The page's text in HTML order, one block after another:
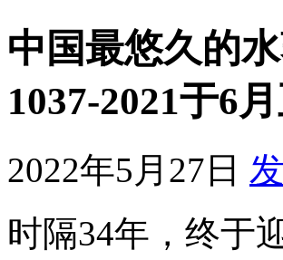
中国最悠久的
1037-2021于6
2022年5月27日
时隔34年，终于